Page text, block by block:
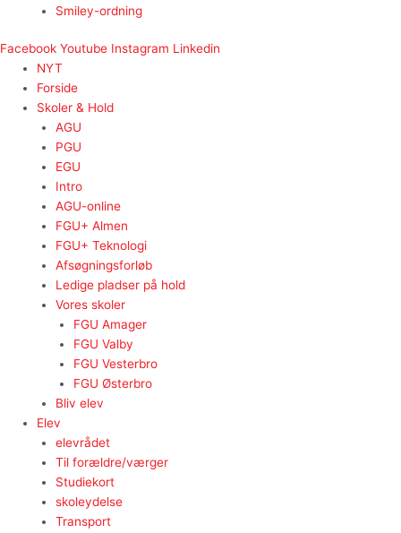
Smiley-ordning
Facebook Youtube Instagram Linkedin
NYT
Forside
Skoler & Hold
AGU
PGU
EGU
Intro
AGU-online
FGU+ Almen
FGU+ Teknologi
Afsøgningsforløb
Ledige pladser på hold
Vores skoler
FGU Amager
FGU Valby
FGU Vesterbro
FGU Østerbro
Bliv elev
Elev
elevrådet
Til forældre/værger
Studiekort
skoleydelse
Transport